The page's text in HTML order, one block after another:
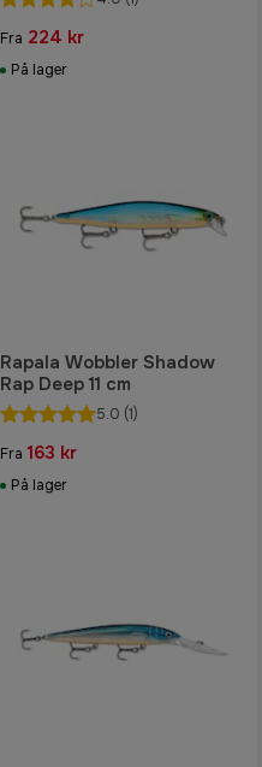
Fra 224 kr
På lager
Rapala Wobbler Shadow
Rap Deep 11 cm
5.0 (1)
Fra 163 kr
På lager